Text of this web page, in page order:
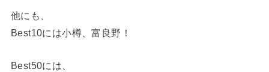
他にも、
Best10には小樽、富良野！
Best50には、